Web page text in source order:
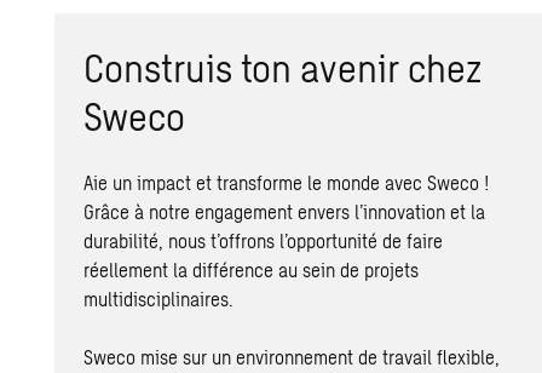
Construis ton avenir chez
Sweco
Aie un impact et transforme le monde avec Sweco !
Grâce à notre engagement envers l’innovation et la
durabilité, nous t’offrons l’opportunité de faire
réellement la différence au sein de projets
multidisciplinaires.
Sweco mise sur un environnement de travail flexible,